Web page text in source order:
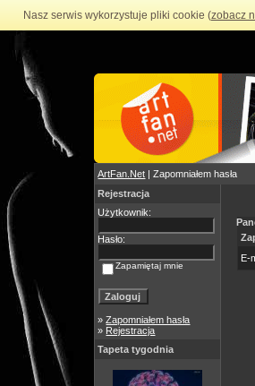
Nasz serwis wykorzystuje pliki cookie (zobacz
ArtFan.Net | Zapomniałem hasła
Rejestracja
Użytkownik:
Hasło:
Zapamiętaj mnie
»Zapomniałem hasła
» Rejestracja
Tapeta tygodnia
E-